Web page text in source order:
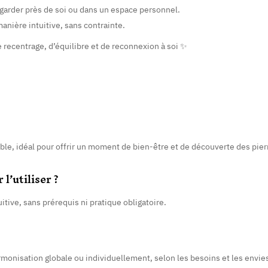
près de soi ou dans un espace personnel.
intuitive, sans contrainte.
d’équilibre et de reconnexion à soi ✨
idéal pour offrir un moment de bien-être et de découverte des
?
sans prérequis ni pratique obligatoire.
globale ou individuellement, selon les besoins et les